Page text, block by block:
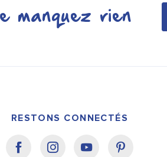
manquez rien
RESTONS CONNECTÉS